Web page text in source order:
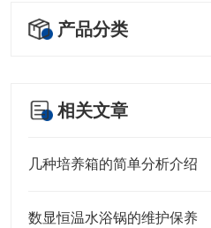
产品分类
相关文章
几种培养箱的简单分析介绍
数显恒温水浴锅的维护保养